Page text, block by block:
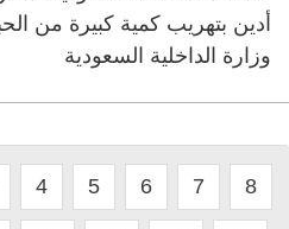
أدين بتهريب كمية كبيرة من
وزارة الداخلية السعودية
4 5 6 7 8